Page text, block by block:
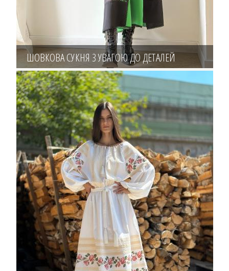
ШОВКОВА СУКНЯ З УВАГОЮ ДО ДЕТАЛЕЙ